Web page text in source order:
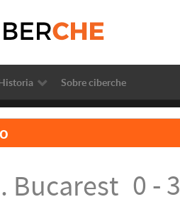
Sobre ciberche
Bucarest 0 - 3